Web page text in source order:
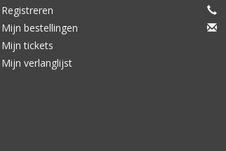
Registreren
Mijn bestellingen
Mijn tickets
Mijn verlanglijst